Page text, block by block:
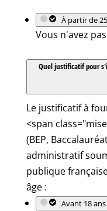
À partir de
Vous n'avez
Quel justificatif pour
Le justificatif à
<span
(BEP,
administratif
publique
âge :
Avant 18 ans